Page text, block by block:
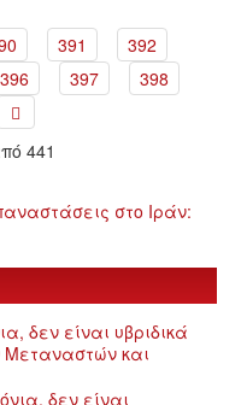
391
392
396 397 398
441
δεν είναι υβριδικά
και